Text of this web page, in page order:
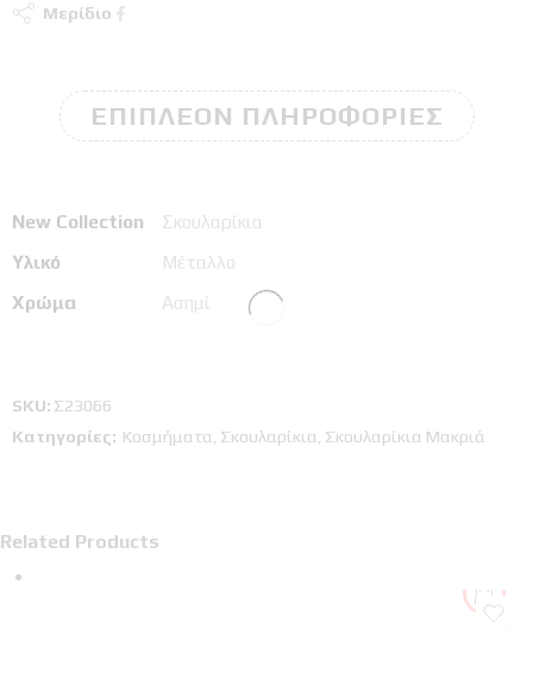
Μερίδιο
ΕΠΙΠΛΈΟΝ ΠΛΗΡΟΦΟΡΊΕΣ
New Collection
Σκουλαρίκια
Υλικό
Μέταλλο
Χρώμα
Ασημί
SKU: Σ23066
Κατηγορίες: Κοσμήματα Σκουλαρίκια Σκουλαρίκια Μακριά
Related Products